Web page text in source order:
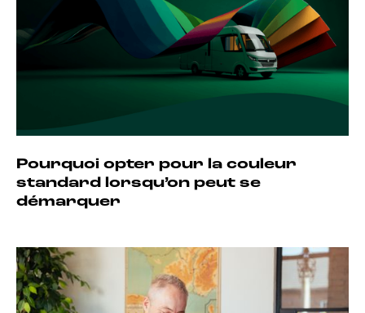
Pourquoi opter pour la couleur
standard lorsqu’on peut se
démarquer